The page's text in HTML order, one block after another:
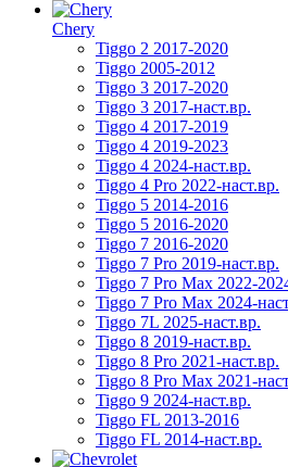
Chery
Tiggo 2 2017-2020
Tiggo 2005-2012
Tiggo 3 2017-2020
Tiggo 3 2017-наст.вр.
Tiggo 4 2017-2019
Tiggo 4 2019-2023
Tiggo 4 2024-наст.вр.
Tiggo 4 Pro 2022-наст.вр.
Tiggo 5 2014-2016
Tiggo 5 2016-2020
Tiggo 7 2016-2020
Tiggo 7 Pro 2019-наст.вр.
Tiggo 7 Pro Max 2022-
Tiggo 7 Pro Max 2024-
Tiggo 7L 2025-наст.вр.
Tiggo 8 2019-наст.вр.
Tiggo 8 Pro 2021-наст.вр.
Tiggo 8 Pro Max 2021-
Tiggo 9 2024-наст.вр.
Tiggo FL 2013-2016
Tiggo FL 2014-наст.вр.